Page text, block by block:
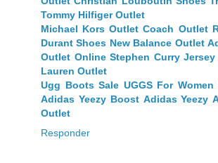
Tommy Hilfiger Outlet
Michael Kors Outlet Coach Outlet
Durant Shoes New Balance Outlet
Outlet Online Stephen Curry Jersey
Lauren Outlet
Ugg Boots Sale UGGS For Women
Adidas Yeezy Boost Adidas Yeezy
Outlet
Responder